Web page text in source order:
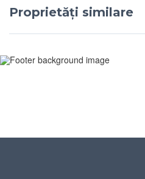
Proprietăți similare